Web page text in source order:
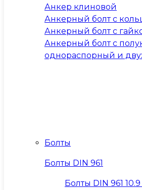
Анкер клиновой
Анкерный болт с
Анкерный болт с
Анкерный болт с
однораспорный и
Болты
Болты DIN 961
Болты DIN 961